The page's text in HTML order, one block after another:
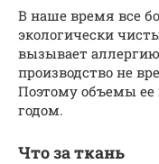
В наше время все
экологически
вызывает
производство не
Поэтому объемы
годом.
Что за ткань